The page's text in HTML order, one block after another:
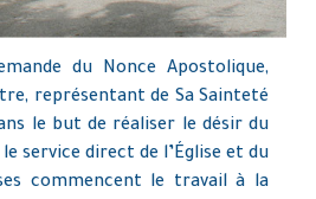
du Nonce Apostolique,
représentant de Sa Sainteté
le but de réaliser le désir du
service direct de l’Église et du
commencent le travail à la